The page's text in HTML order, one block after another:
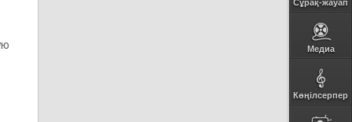
Сұрақ-жауап
Медиа
Көңілсерпер